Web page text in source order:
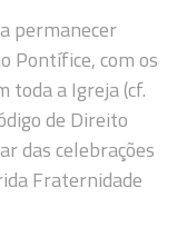
permanecer
Pontífice, com os
toda a Igreja (cf.
de Direito
das celebrações
Fraternidade